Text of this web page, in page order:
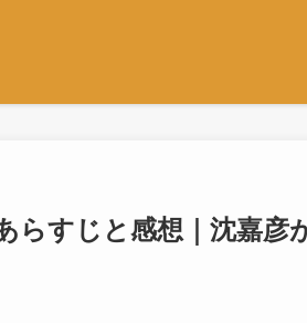
らすじと感想｜沈嘉彦